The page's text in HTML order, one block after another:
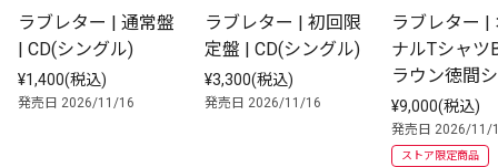
ラブレター | 通常盤
| CD(シングル)
¥1,400(税込)
発売日 2026/11/16
ラブレター | 初回限
定盤 | CD(シングル)
¥3,300(税込)
発売日 2026/11/16
ラブレター |
ナルTシャツ
ラウン徳間
限定盤 | CD(
ル初回限定
¥9,000(税込)
発売日 2026/11/
ストア限定商品